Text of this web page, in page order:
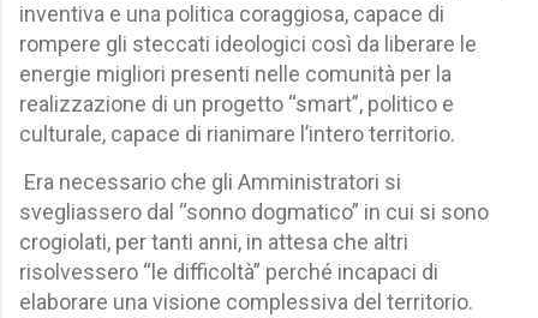
inventiva e una politica coraggiosa, capace di
rompere gli steccati ideologici così da liberare le
energie migliori presenti nelle comunità per la
realizzazione di un progetto “smart”, politico e
culturale, capace di rianimare l’intero territorio.
Era necessario che gli Amministratori si
svegliassero dal “sonno dogmatico” in cui si sono
crogiolati, per tanti anni, in attesa che altri
risolvessero “le difficoltà” perché incapaci di
elaborare una visione complessiva del territorio.